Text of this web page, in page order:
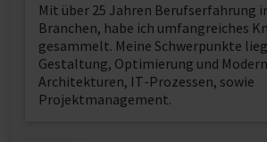
Mit über 25 Jahren Berufserfahrung
Branchen, habe ich umfangreiches
gesammelt. Meine Schwerpunkte
Gestaltung, Optimierung und
Architekturen, IT-Prozessen, sowie
Projektmanagement.